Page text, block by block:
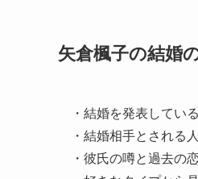
矢倉楓子の結婚
・結婚を発表してい
・結婚相手とされる
・彼氏の噂と過去の